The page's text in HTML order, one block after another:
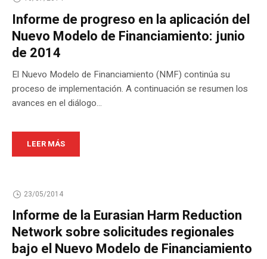
Informe de progreso en la aplicación del
Nuevo Modelo de Financiamiento: junio
de 2014
El Nuevo Modelo de Financiamiento (NMF) continúa su
proceso de implementación. A continuación se resumen los
avances en el diálogo...
LEER MÁS
23/05/2014
Informe de la Eurasian Harm Reduction
Network sobre solicitudes regionales
bajo el Nuevo Modelo de Financiamiento